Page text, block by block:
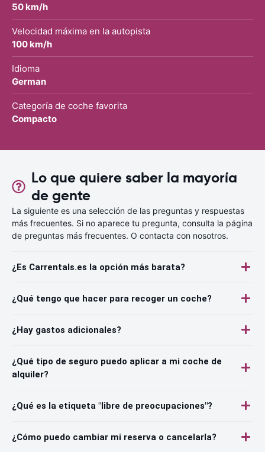
50 km/h
Velocidad máxima en la autopista
100 km/h
Idioma
German
Categoría de coche favorita
Compacto
Lo que quiere saber la mayoría
de gente
La siguiente es una selección de las preguntas y respuestas
más frecuentes. Si no aparece tu pregunta, consulta la página
de preguntas más frecuentes. O contacta con nosotros.
¿Es Carrentals.es la opción más barata?
¿Qué tengo que hacer para recoger un coche?
¿Hay gastos adicionales?
¿Qué tipo de seguro puedo aplicar a mi coche de
alquiler?
¿Qué es la etiqueta "libre de preocupaciones"?
¿Cómo puedo cambiar mi reserva o cancelarla?